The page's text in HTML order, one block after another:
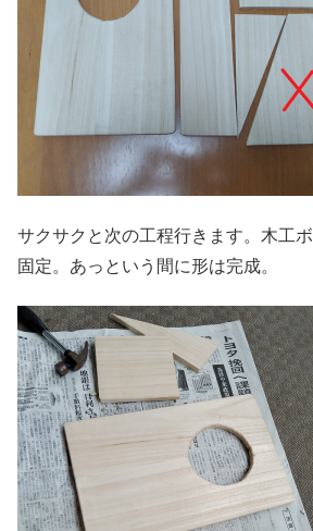
サクサクと次の工程行きます。木工
固定。あっという間に形は完成。